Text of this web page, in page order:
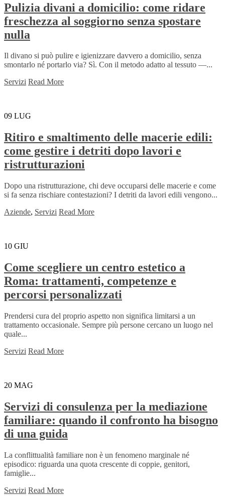
Pulizia divani a domicilio: come ridare
freschezza al soggiorno senza spostare
nulla
Il divano si può pulire e igienizzare davvero a domicilio, senza
smontarlo né portarlo via? Sì. Con il metodo adatto al tessuto —...
Servizi Read More
09 LUG
Ritiro e smaltimento delle macerie edili:
come gestire i detriti dopo lavori e
ristrutturazioni
Dopo una ristrutturazione, chi deve occuparsi delle macerie e come
si fa senza rischiare contestazioni? I detriti da lavori edili vengono...
Aziende, Servizi Read More
10 GIU
Come scegliere un centro estetico a
Roma: trattamenti, competenze e
percorsi personalizzati
Prendersi cura del proprio aspetto non significa limitarsi a un
trattamento occasionale. Sempre più persone cercano un luogo nel
quale...
Servizi Read More
20 MAG
Servizi di consulenza per la mediazione
familiare: quando il confronto ha bisogno
di una guida
La conflittualità familiare non è un fenomeno marginale né
episodico: riguarda una quota crescente di coppie, genitori,
famiglie...
Servizi Read More